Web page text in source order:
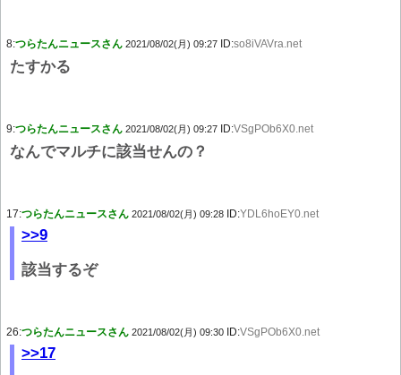
8:つらたんニュースさん 2021/08/02(月) 09:27 ID:so8iVAVra.net
たすかる
9:つらたんニュースさん 2021/08/02(月) 09:27 ID:VSgPOb6X0.net
なんでマルチに該当せんの？
17:つらたんニュースさん 2021/08/02(月) 09:28 ID:YDL6hoEY0.net
>>9
該当するぞ
26:つらたんニュースさん 2021/08/02(月) 09:30 ID:VSgPOb6X0.net
>>17